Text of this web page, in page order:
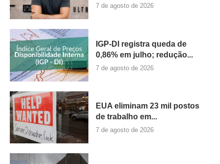
7 de agosto de 2026
IGP-DI registra queda de
0,86% em julho; redução...
7 de agosto de 2026
EUA eliminam 23 mil postos
de trabalho em...
7 de agosto de 2026